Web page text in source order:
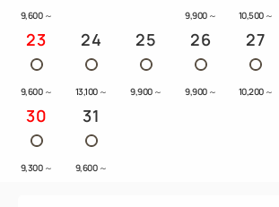
9,600 ～ 9,900 ～ 10,500 ～
23
9,600 ～
24
13,100 ～
25
9,900 ～
26
9,900 ～
27
10,200 ～
30
9,300 ～
31
9,600 ～